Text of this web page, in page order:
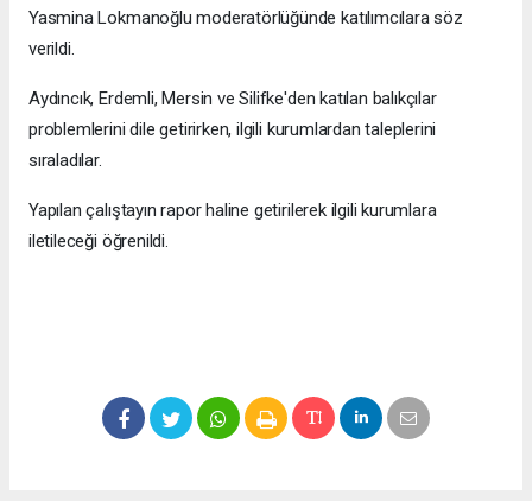
Yasmina Lokmanoğlu moderatörlüğünde katılımcılara söz
verildi.
Aydıncık, Erdemli, Mersin ve Silifke'den katılan balıkçılar
problemlerini dile getirirken, ilgili kurumlardan taleplerini
sıraladılar.
Yapılan çalıştayın rapor haline getirilerek ilgili kurumlara
iletileceği öğrenildi.